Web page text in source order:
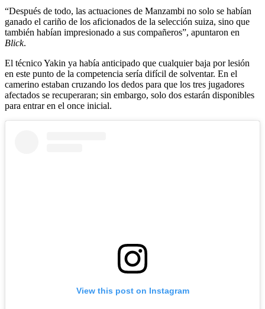
“Después de todo, las actuaciones de Manzambi no solo se habían
ganado el cariño de los aficionados de la selección suiza, sino que
también habían impresionado a sus compañeros”, apuntaron en
Blick.
El técnico Yakin ya había anticipado que cualquier baja por lesión
en este punto de la competencia sería difícil de solventar. En el
camerino estaban cruzando los dedos para que los tres jugadores
afectados se recuperaran; sin embargo, solo dos estarán disponibles
para entrar en el once inicial.
View this post on Instagram